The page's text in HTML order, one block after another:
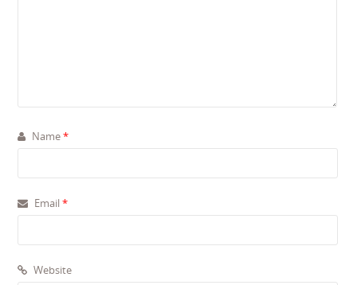
Name*
Email*
Website